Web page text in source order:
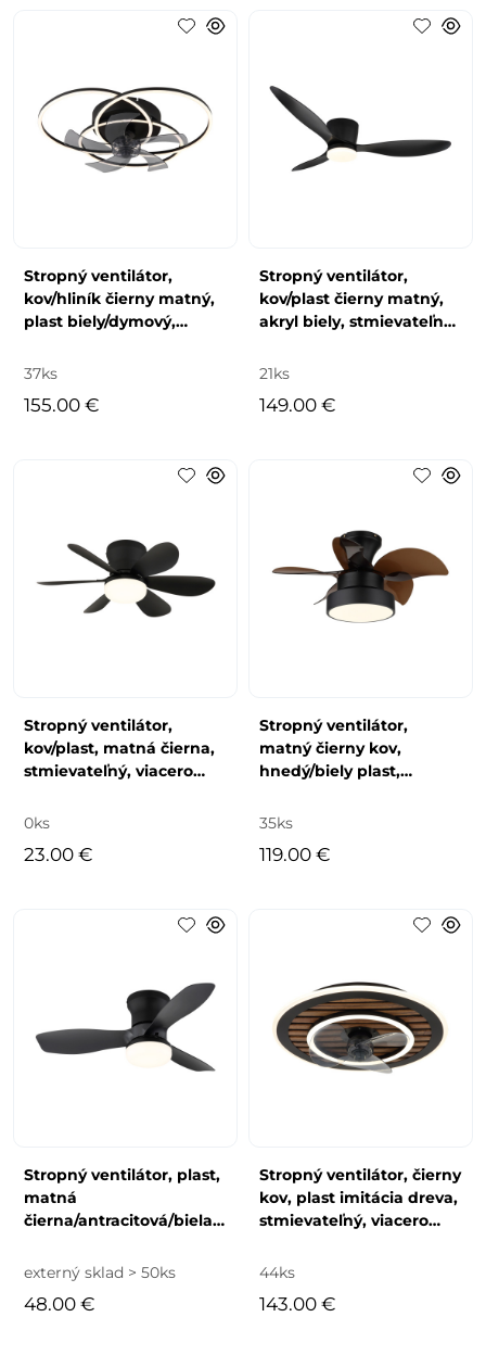
Stropný ventilátor,
kov/hliník čierny matný,
plast biely/dymový,
vypínač s vi
37ks
155.00 €
Stropný ventilátor,
kov/plast čierny matný,
akryl biely, stmievateľný,
násten
21ks
149.00 €
Stropný ventilátor,
kov/plast, matná čierna,
stmievateľný, viacero
nástenného vypí
0ks
23.00 €
Stropný ventilátor,
matný čierny kov,
hnedý/biely plast,
pomocou nástenného
35ks
119.00 €
Stropný ventilátor, plast,
matná
čierna/antracitová/biela,
rýchlostí pomocou n
externý sklad > 50ks
48.00 €
Stropný ventilátor, čierny
kov, plast imitácia dreva,
stmievateľný, viacero
násten
44ks
143.00 €